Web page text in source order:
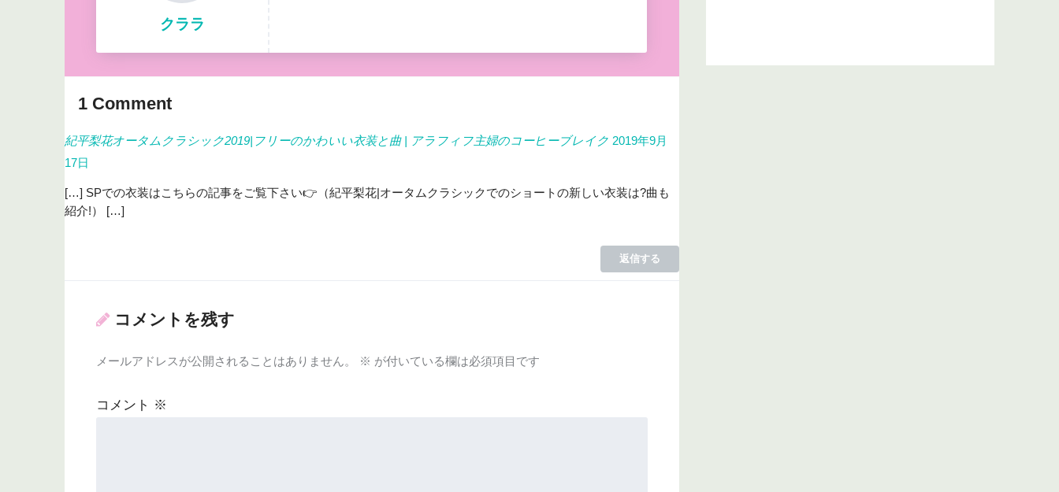
クララ
1Comment
紀平梨花オータムクラシック2019|フリーのかわいい衣装と曲 | アラフィフ主婦のコーヒーブレイク 2019年9月
17日
[…] SPでの衣装はこちらの記事をご覧下さい👉（紀平梨花|オータムクラシックでのショートの新しい衣装は?曲も
紹介!） […]
返信する
コメントを残す
メールアドレスが公開されることはありません。 ※ が付いている欄は必須項目です
コメント ※